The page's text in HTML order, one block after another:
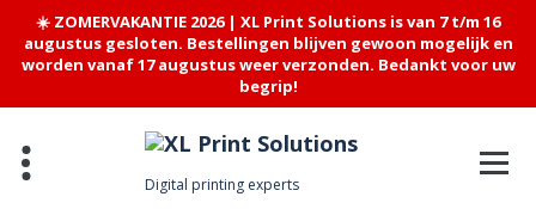
☀️ ZOMERVAKANTIE 2026 | XL Print Solutions is van 7 t/m 16
augustus gesloten. Bestellingen blijven gewoon mogelijk en
worden vanaf 17 augustus weer verzonden. Bedankt voor uw
begrip!
content
Digital printing experts